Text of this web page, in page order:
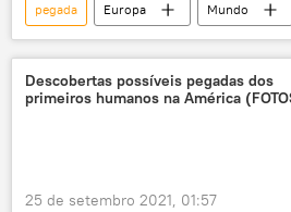
pegada Europa Mundo
Ciência e Tecnologia
Sociedade
ilhas
Creta
humano
paleontologia
Grécia
Descobertas possíveis pegadas dos
primeiros humanos na América
25 de setembro 2021, 01:57